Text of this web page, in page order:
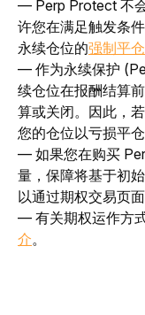
— Perp Protect 不
许您在满足触发条
永续仓位的强制平
— 作为永续保护
续仓位在报酬结算
算或关闭。因此，
您的仓位以亏损平
— 如果您在购买
量，保障将基于初
以通过期权交易页
— 有关期权运作方
介。